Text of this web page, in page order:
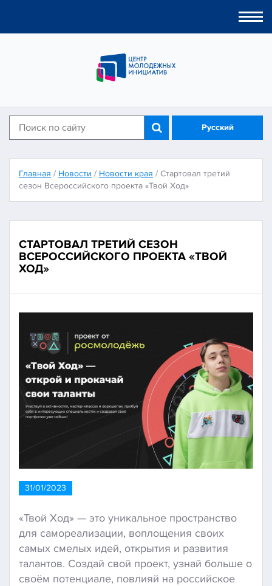
Русский
Главная / Новости / Новости края / Стартовал третий
сезон Всероссийского проекта «Твой Ход»
СТАРТОВАЛ ТРЕТИЙ СЕЗОН
ВСЕРОССИЙСКОГО ПРОЕКТА «ТВОЙ
ХОД»
31/01/2023
«Твой Ход» — это уникальное пространство
для самореализации, воплощения своих
самых смелых идей, открытия и развития
талантов. Создай свой проект, узнай больше о
своём потенциале, повлияй на российское